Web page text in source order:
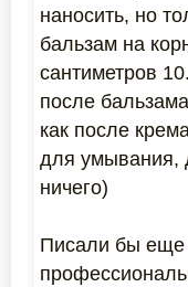
наносить, но
бальзам на
сантиметров
после
как после
для умывания,
ничего)
Писали бы еще